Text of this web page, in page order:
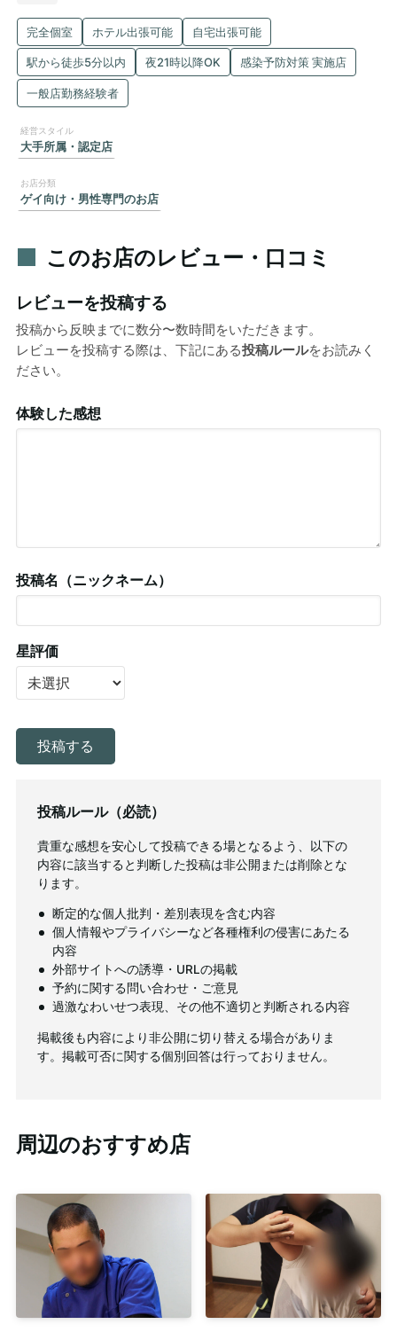
完全個室 ホテル出張可能 自宅出張可能
駅から徒歩5分以内 夜21時以降OK 感染予防対策 実施店
一般店勤務経験者
大手所属・認定店
ゲイ向け・男性専門のお店
周辺のおすすめ店
このお店のレビュー・口コミ
レビューを投稿する
投稿から反映までに数分〜数時間をいただきます。
レビューを投稿する際は、下記にある投稿ルールをお読みく
ださい。
体験した感想
投稿名（ニックネーム）
星評価
投稿ルール（必読）
貴重な感想を安心して投稿できる場となるよう、以下の
内容に該当すると判断した投稿は非公開または削除とな
ります。
断定的な個人批判・差別表現を含む内容
個人情報やプライバシーなど各種権利の侵害にあたる
内容
外部サイトへの誘導・URLの掲載
予約に関する問い合わせ・ご意見
過激なわいせつ表現、その他不適切と判断される内容
掲載後も内容により非公開に切り替える場合がありま
す。掲載可否に関する個別回答は行っておりません。